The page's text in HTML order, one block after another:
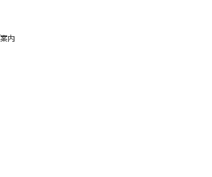
内